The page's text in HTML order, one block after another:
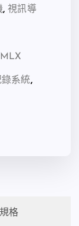
,視訊導
系統,
規格